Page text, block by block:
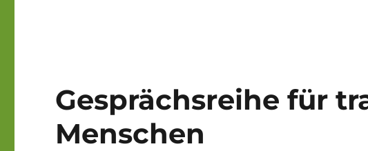
Gesprächsreihe für
Menschen